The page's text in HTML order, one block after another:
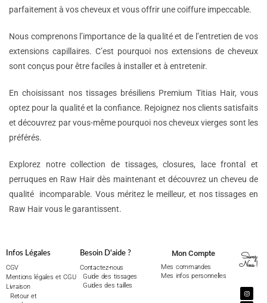
parfaitement à vos cheveux et vous offrir une coiffure impeccable.
Nous comprenons l’importance de la qualité et de l’entretien de vos
extensions capillaires. C’est pourquoi nos extensions de cheveux
sont conçus pour être faciles à installer et à entretenir.
En choisissant nos tissages brésiliens Premium Titias Hair, vous
optez pour la qualité et la confiance. Rejoignez nos clients satisfaits
et découvrez par vous-même pourquoi nos cheveux vierges sont les
préférés.
Explorez notre collection de tissages, closures, lace frontal et
perruques en Raw Hair dès maintenant et découvrez un cheveu de
qualité incomparable. Vous méritez le meilleur, et nos tissages en
Raw Hair vous le garantissent.
Infos Légales
CGV
Mentions légales et CGU
Livraison
Retour et
Besoin D'aide ?
Contactez-nous
Guide des tissages
Guides des tailles
Mon Compte
Mes commandes
Mes infos personnelles
Suivez
Nous !